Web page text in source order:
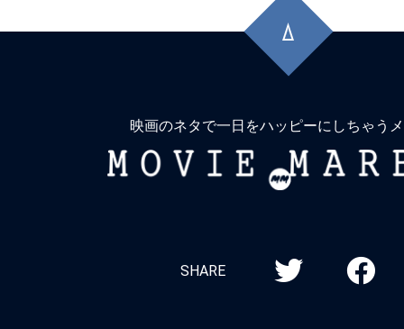
頭
に
映画のネタで一日をハッピーにしちゃう
MOVIE
SHARE